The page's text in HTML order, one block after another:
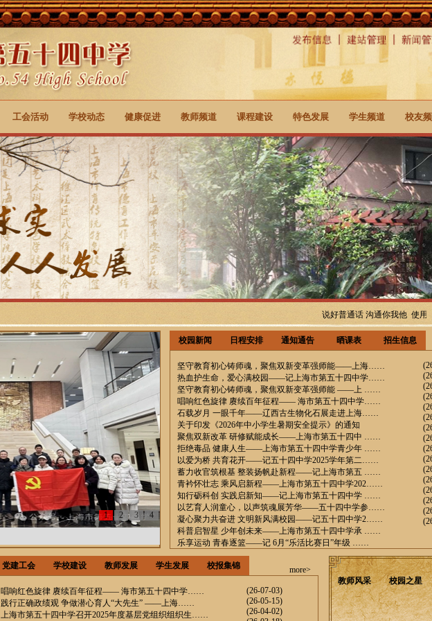
工会活动 学校动态 健康促进 教师频道 课程建设 特色发展 学生频道 校友
说好普通话 沟通你我他 使用
1 2 3 4
校园新闻 日程安排 通知通告 晒课表 招生信息
坚守教育初心铸师魂，聚焦双新变革强师能——上海……
热血护生命，爱心满校园——记上海市第五十四中学……
坚守教育初心铸师魂，聚焦双新变革强师能 ——上 ……
唱响红色旋律 赓续百年征程—— 海市第五十四中学……
石载岁月 一眼千年——辽西古生物化石展走进上海……
关于印发《2026年中小学生暑期安全提示》的通知
聚焦双新改革 研修赋能成长——上海市第五十四中 ……
拒绝毒品 健康人生——上海市第五十四中学青少年 ……
以爱为桥 共育花开——记五十四中学2025学年第二……
蓄力收官筑根基 整装扬帆赴新程——记上海市第五 ……
青衿怀壮志 乘风启新程——上海市第五十四中学202……
知行砺科创 实践启新知——记上海市第五十四中学 ……
以艺育人润童心，以声筑魂展芳华——五十四中学参……
凝心聚力共奋进 文明新风满校园——记五十四中学2……
科普启智星 少年创未来——上海市第五十四中学承 ……
乐享运动 青春逐篮——记 6月“乐活比赛日”年级 ……
党建工会 学校建设 教师发展 学生发展 校报集锦 more>
唱响红色旋律 赓续百年征程—— 海市第五十四中学……
(26-07-03)
践行正确政绩观 争做潜心育人“大先生” ——上海……
(26-05-15)
上海市第五十四中学召开2025年度基层党组织组织生……
(26-04-02)
教师风采
校园之星